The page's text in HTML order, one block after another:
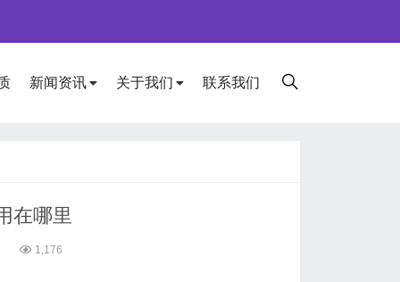
新闻资讯 关于我们 联系我们
在哪里
1,176